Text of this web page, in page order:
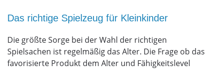
Das richtige Spielzeug für Kleinkinder
Die größte Sorge bei der Wahl der richtigen
Spielsachen ist regelmäßig das Alter. Die Frage ob das
favorisierte Produkt dem Alter und Fähigkeitslevel